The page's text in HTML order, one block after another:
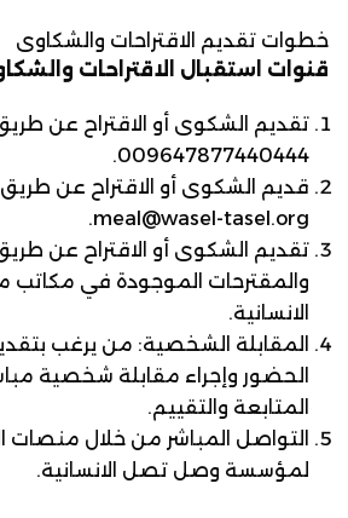
خطوات تقديم الاقتراحات والشكاوى
قنوات استقبال الاقتراحات
تقديم الشكوى أو الاقتراح عن طريق
009647877440444.
قديم الشكوى أو الاقتراح عن طريق
meal@wasel-tasel.org.
تقديم الشكوى أو الاقتراح عن
والمقترحات الموجودة في
الانسانية.
المقابلة الشخصية: من يرغب
الحضور وإجراء مقابلة شخصية
المتابعة والتقييم.
التواصل المباشر من خلال منصات
لمؤسسة وصل تصل الانسانية.